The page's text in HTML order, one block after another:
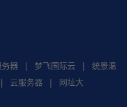
器 | 梦飞国际云 |
统景温
| 云服务器 |
网址大